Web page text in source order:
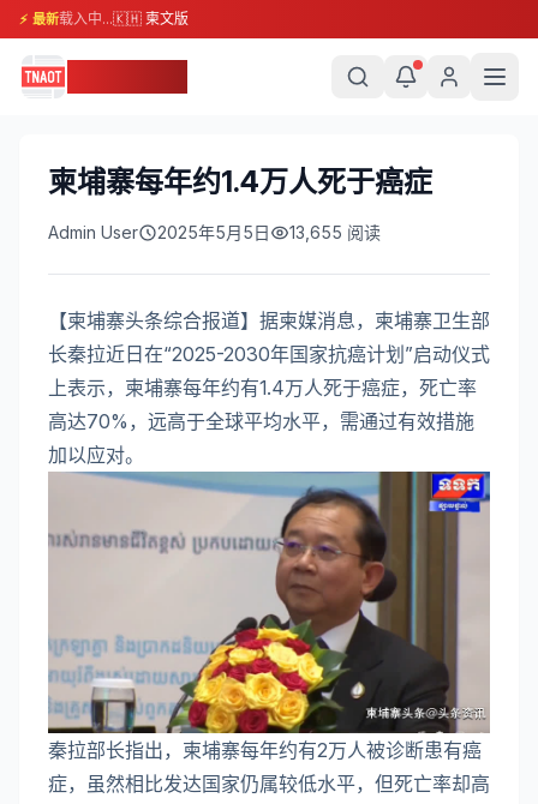
⚡ 最新载入中...🇰🇭 柬文版
柬埔寨每年约1.4万人死于癌症
Admin User 2025年5月5日 13,655 阅读
【柬埔寨头条综合报道】据柬媒消息，柬埔寨卫生部
长秦拉近日在“2025-2030年国家抗癌计划”启动仪式
上表示，柬埔寨每年约有1.4万人死于癌症，死亡率
高达70%，远高于全球平均水平，需通过有效措施
加以应对。
秦拉部长指出，柬埔寨每年约有2万人被诊断患有癌
症，虽然相比发达国家仍属较低水平，但死亡率却高